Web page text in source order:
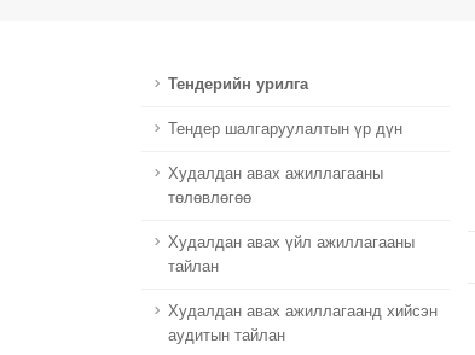
Тендерийн урилга
Тендер шалгаруулалтын үр дүн
Худалдан авах ажиллагааны
төлөвлөгөө
Худалдан авах үйл ажиллагааны
тайлан
Худалдан авах ажиллагаанд хийсэн
аудитын тайлан